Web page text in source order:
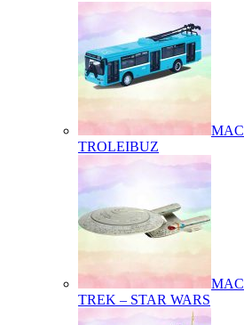
TROLEIBUZ
TREK – STAR WARS